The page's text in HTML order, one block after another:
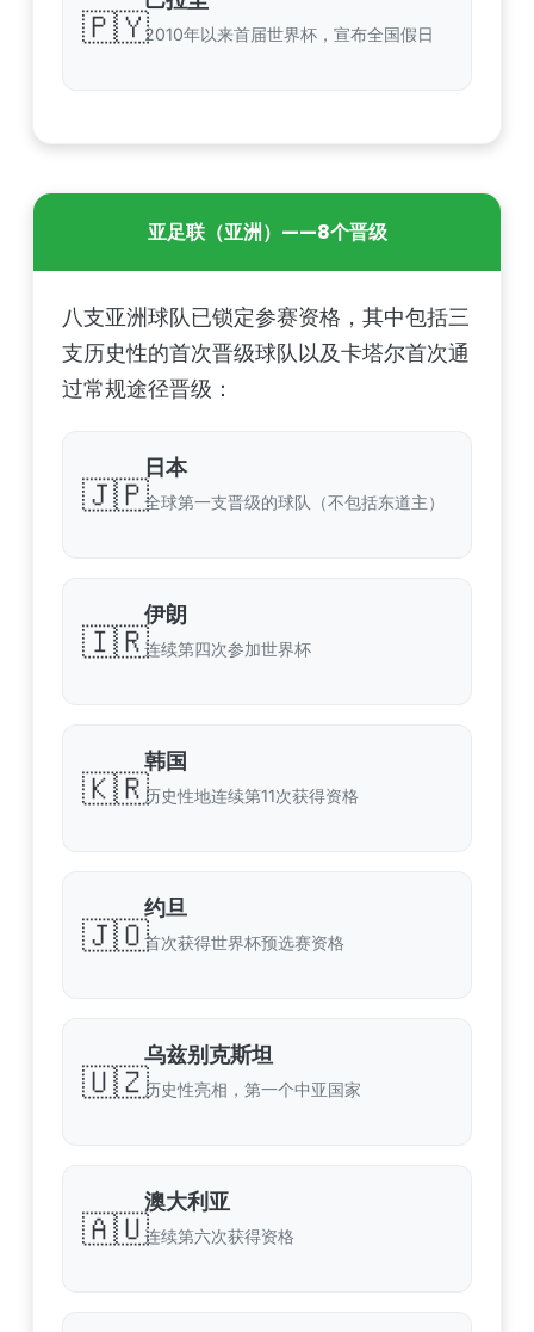
🇵🇾2010年以来首届世界杯，宣布全国假日
亚足联（亚洲）——8个晋级
八支亚洲球队已锁定参赛资格，其中包括三
支历史性的首次晋级球队以及卡塔尔首次通
过常规途径晋级：
🇯🇵
日本
全球第一支晋级的球队（不包括东道主）
🇮🇷
伊朗
连续第四次参加世界杯
🇰🇷
韩国
历史性地连续第11次获得资格
🇯🇴
约旦
首次获得世界杯预选赛资格
🇺🇿
乌兹别克斯坦
历史性亮相，第一个中亚国家
🇦🇺
澳大利亚
连续第六次获得资格